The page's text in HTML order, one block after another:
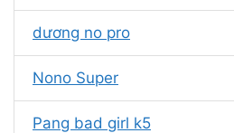
dương no pro
Nono Super
Pang bad girl k5